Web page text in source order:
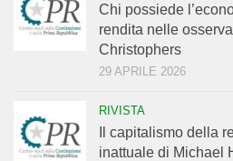
Chi possiede
rendita nelle
Christophers
29 APRILE 2026
RIVISTA
Il capitalismo della
inattuale di Michael